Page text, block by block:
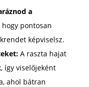
a
hogy pontosan
képviselsz.
A raszta hajat
így viselőjeként
ahol bátran